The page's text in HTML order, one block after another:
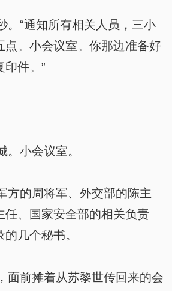
“通知所有相关人员，三小
点。小会议室。你那边准备好
印件。”
小会议室。
的周将军、外交部的陈主
任、国家安全部的相关负责
几个秘书。
前摊着从苏黎世传回来的会